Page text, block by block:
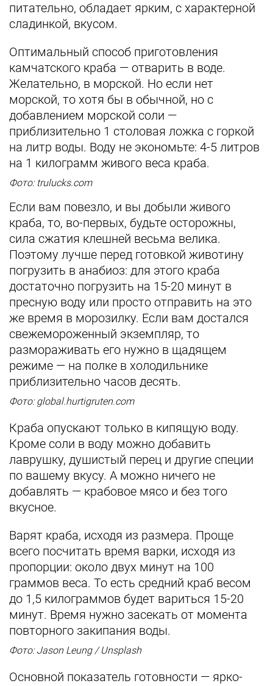
питательно, обладает ярким, с характерной
сладинкой, вкусом.
Оптимальный способ приготовления
камчатского краба — отварить в воде.
Желательно, в морской. Но если нет
морской, то хотя бы в обычной, но с
добавлением морской соли —
приблизительно 1 столовая ложка с горкой
на литр воды. Воду не экономьте: 4-5 литров
на 1 килограмм живого веса краба.
Фото: trulucks.com
Если вам повезло, и вы добыли живого
краба, то, во-первых, будьте осторожны,
сила сжатия клешней весьма велика.
Поэтому лучше перед готовкой животину
погрузить в анабиоз: для этого краба
достаточно погрузить на 15-20 минут в
пресную воду или просто отправить на это
же время в морозилку. Если вам достался
свежемороженный экземпляр, то
размораживать его нужно в щадящем
режиме — на полке в холодильнике
приблизительно часов десять.
Фото: global.hurtigruten.com
Краба опускают только в кипящую воду.
Кроме соли в воду можно добавить
лаврушку, душистый перец и другие специи
по вашему вкусу. А можно ничего не
добавлять — крабовое мясо и без того
вкусное.
Варят краба, исходя из размера. Проще
всего посчитать время варки, исходя из
пропорции: около двух минут на 100
граммов веса. То есть средний краб весом
до 1,5 килограммов будет вариться 15-20
минут. Время нужно засекать от момента
повторного закипания воды.
Фото: Jason Leung / Unsplash
Основной показатель готовности — ярко-